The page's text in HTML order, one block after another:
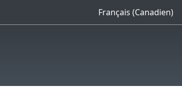
Français (Canadien)